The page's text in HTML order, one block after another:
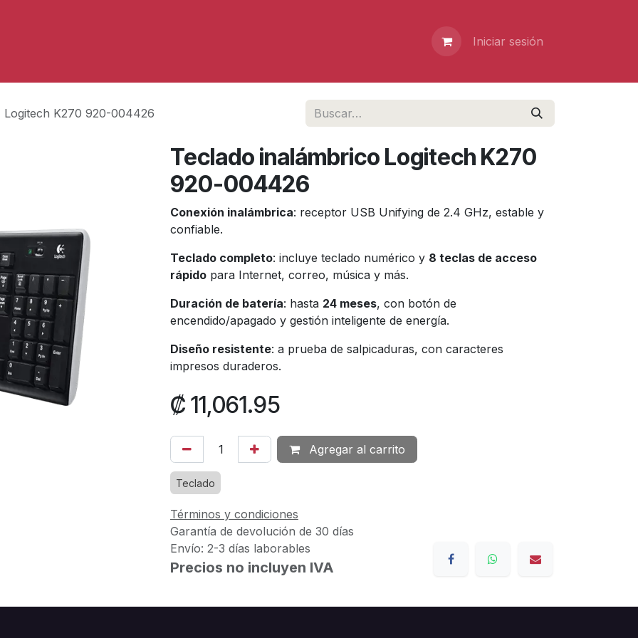
Iniciar sesión
Logitech K270 920-004426
Teclado inalámbrico Logitech K270
920-004426
Conexión inalámbrica: receptor USB Unifying de 2.4 GHz, estable y
confiable.
Teclado completo: incluye teclado numérico y 8 teclas de acceso
rápido para Internet, correo, música y más.
Duración de batería: hasta 24 meses, con botón de
encendido/apagado y gestión inteligente de energía.
Diseño resistente: a prueba de salpicaduras, con caracteres
impresos duraderos.
₡ 11,061.95
Agregar al carrito
Teclado
Términos y condiciones
Garantía de devolución de 30 días
Envío: 2-3 días laborables
Precios no incluyen IVA